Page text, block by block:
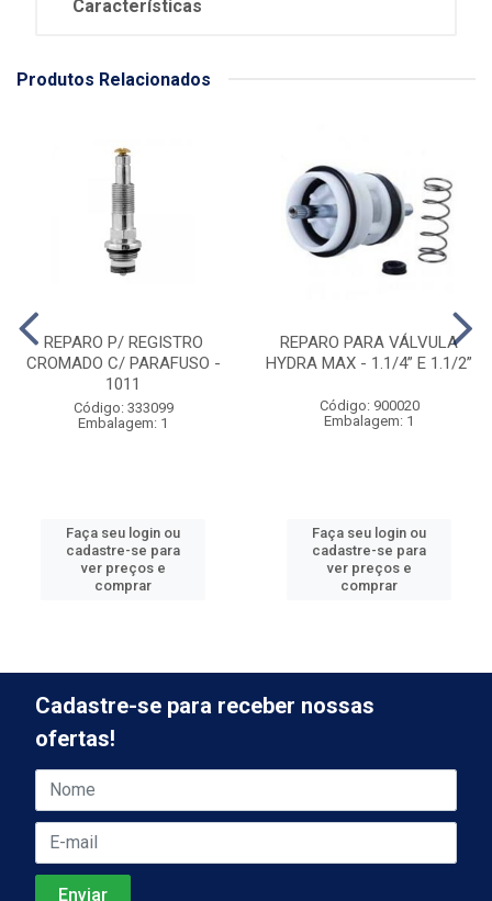
Características
Produtos Relacionados
REPARO P/ REGISTRO
CROMADO C/ PARAFUSO -
1011
Código: 333099
Embalagem: 1
Faça seu login ou
cadastre-se para
ver preços e
comprar
REPARO PARA VÁLVULA
HYDRA MAX - 1.1/4” E 1.1/2”
Código: 900020
Embalagem: 1
Faça seu login ou
cadastre-se para
ver preços e
comprar
Cadastre-se para receber nossas
ofertas!